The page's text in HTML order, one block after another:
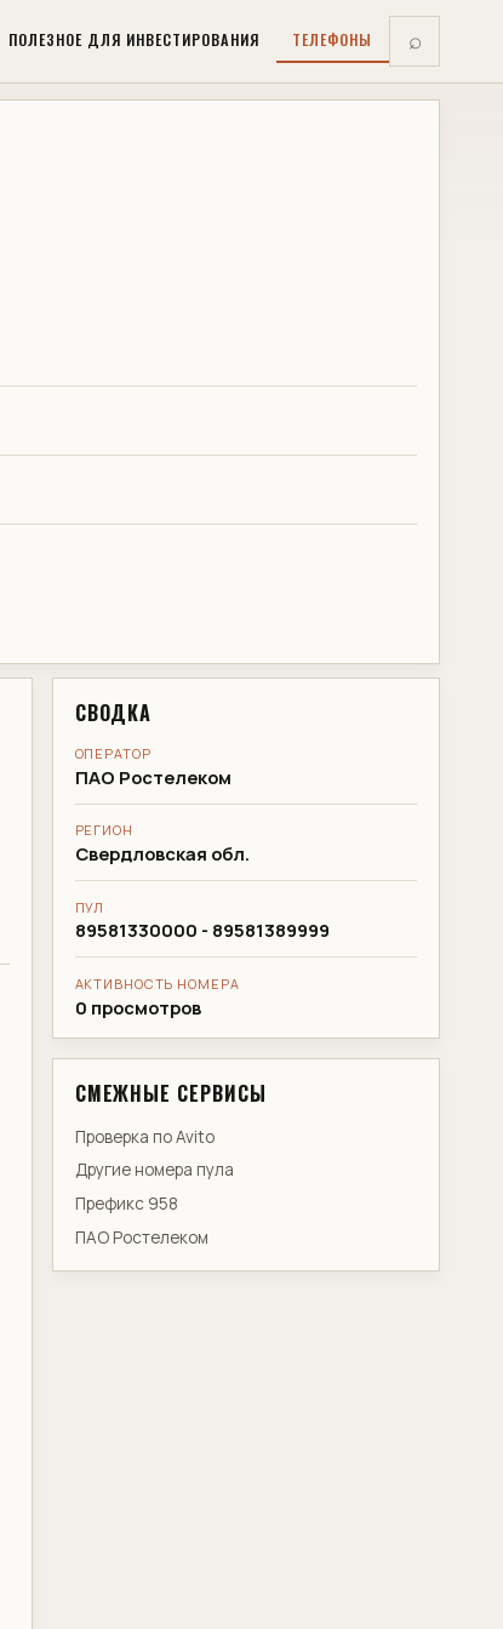
ПОЛЕЗНОЕ ДЛЯ ИНВЕСТИРОВАНИЯ ТЕЛЕФОНЫ ⌕
СВОДКА
ОПЕРАТОР
ПАО Ростелеком
РЕГИОН
Свердловская обл.
ПУЛ
89581330000 - 89581389999
АКТИВНОСТЬ НОМЕРА
0 просмотров
СМЕЖНЫЕ СЕРВИСЫ
Проверка по Avito
Другие номера пула
Префикс 958
ПАО Ростелеком